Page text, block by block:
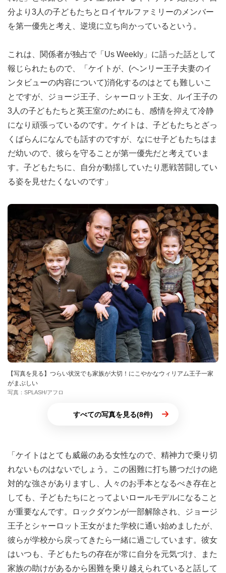
分より3人の子どもたちとロイヤルファミリーのメンバー
を第一優先と考え、逆境に立ち向かっているという。
これは、関係者が独占で「Us Weekly」に語った話として
報じられたもので、「ケイトが、(ヘンリー王子夫妻のイ
ンタビューの内容について)消化するのはとても難しいこ
とですが、ジョージ王子、シャーロット王女、ルイ王子の
3人の子どもたちと英王室のためにも、感情を抑えて冷静
になり頑張っているのです。ケイトは、子どもたちとざっ
くばらんになんでも話すのですが、なにせ子どもたちはま
だ幼いので、彼らを守ることが第一優先だと考えていま
す。子どもたちに、自分が動揺していたり悪戦苦闘してい
る姿を見せたくないのです」
【写真を見る】つらい状況でも家族が大切！にこやかなウィリアム王子一家
がまぶしい
写真：SPLASH/アフロ
すべての写真を見る(8件)
「ケイトはとても威厳のある女性なので、精神力で乗り切
れないものはないでしょう。この困難に打ち勝つだけの絶
対的な強さがありますし、人々のお手本となるべき存在と
しても、子どもたちにとってよいロールモデルになること
が重要なんです。ロックダウンが一部解除され、ジョージ
王子とシャーロット王女がまた学校に通い始めましたが、
彼らが学校から戻ってきたら一緒に過ごしています。彼女
はいつも、子どもたちの存在が常に自分を元気づけ、また
家族の助けがあるから困難を乗り越えられていると話して